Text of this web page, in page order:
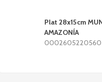
Plat 28x15cm
AMAZONÍA
0002605220560